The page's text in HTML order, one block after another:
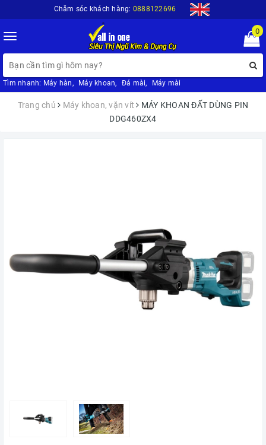
Chăm sóc khách hàng: 0888122696
Toggle
navigation
0
Tìm nhanh: Máy hàn, Máy khoan, Đá mài, Máy mài
Trang chủ Máy khoan, vặn vít
MÁY KHOAN ĐẤT DÙNG PIN
DDG460ZX4